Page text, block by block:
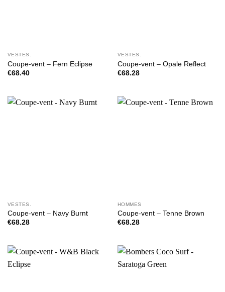
VESTES.
Coupe-vent – Fern Eclipse
€68.40
VESTES.
Coupe-vent – Opale Reflect
€68.28
VESTES.
Coupe-vent – Navy Burnt
€68.28
HOMMES
Coupe-vent – Tenne Brown
€68.28